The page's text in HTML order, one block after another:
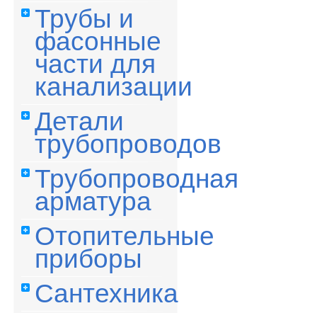
Трубы и
фасонные
части для
канализации
Детали
трубопроводов
Трубопроводная
арматура
Отопительные
приборы
Сантехника